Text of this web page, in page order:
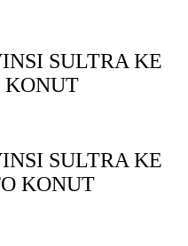
SULTRA KE
KONUT
SULTRA KE
KONUT